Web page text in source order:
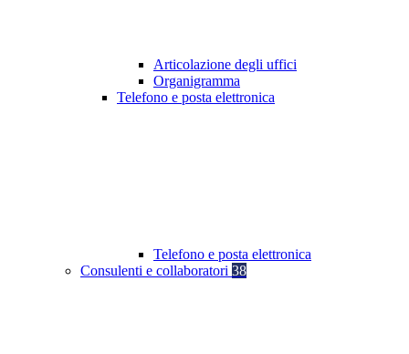
Articolazione degli uffici
Organigramma
Telefono e posta elettronica
Telefono e posta elettronica
Consulenti e collaboratori 38